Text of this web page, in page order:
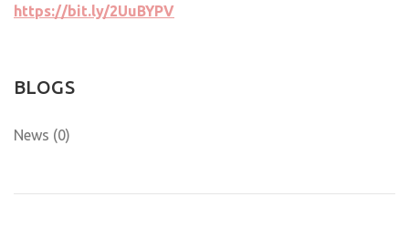
https://bit.ly/2UuBYPV
BLOGS
News (0)